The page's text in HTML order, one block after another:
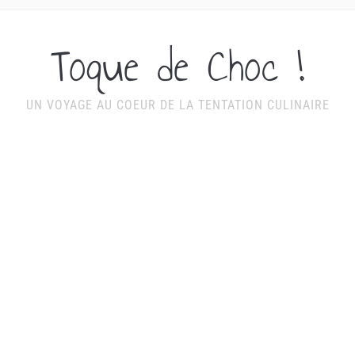
Toque de Choc !
UN VOYAGE AU COEUR DE LA TENTATION CULINAIRE